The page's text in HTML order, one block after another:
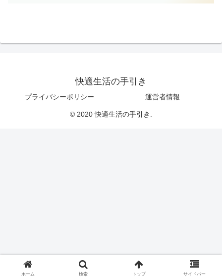
快適生活の手引き
プライバシーポリシー 運営者情報
© 2020 快適生活の手引き.
ホーム 検索 トップ サイドバー